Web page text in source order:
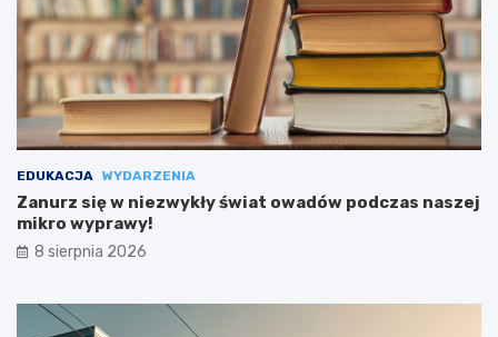
EDUKACJA WYDARZENIA
Zanurz się w niezwykły świat owadów podczas naszej
mikro wyprawy!
8 sierpnia 2026